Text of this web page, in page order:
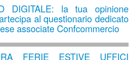
DIGITALE: la tua opinione
al questionario dedicato
associate Confcommercio
FERIE ESTIVE UFFICI